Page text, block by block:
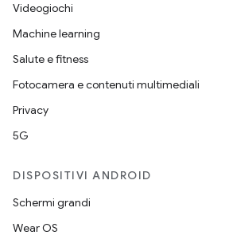
Videogiochi
Machine learning
Salute e fitness
Fotocamera e contenuti multimediali
Privacy
5G
DISPOSITIVI ANDROID
Schermi grandi
Wear OS